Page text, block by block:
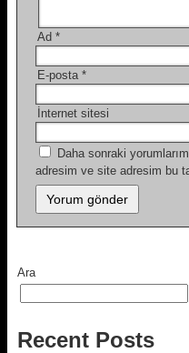
Ad *
E-posta *
İnternet sitesi
Daha sonraki
adresim ve site adresim bu
Ara
Recent Posts